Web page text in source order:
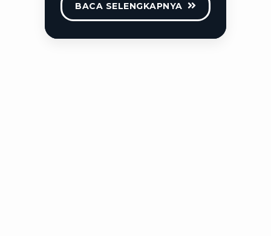
BACA SELENGKAPNYA